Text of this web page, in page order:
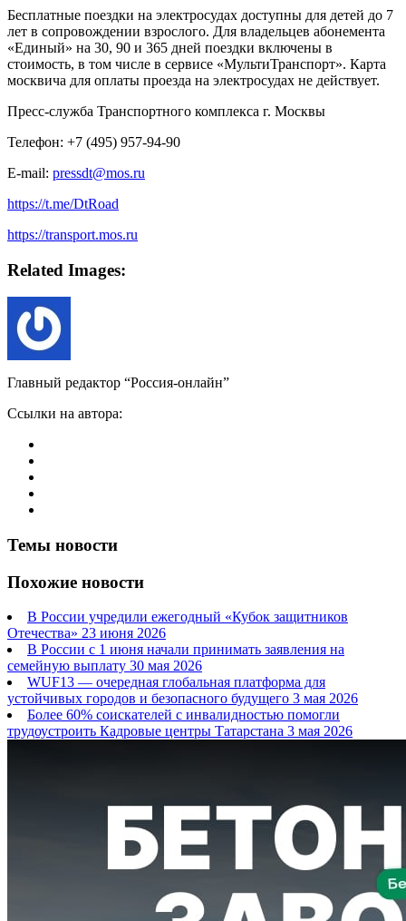
Бесплатные поездки на электросудах доступны для детей до 7
лет в сопровождении взрослого. Для владельцев абонемента
«Единый» на 30, 90 и 365 дней поездки включены в
стоимость, в том числе в сервисе «МультиТранспорт». Карта
москвича для оплаты проезда на электросудах не действует.
Пресс-служба Транспортного комплекса г. Москвы
Телефон: +7 (495) 957-94-90
E-mail: pressdt@mos.ru
https://t.me/DtRoad
https://transport.mos.ru
Related Images:
Главный редактор “Россия-онлайн”
Ссылки на автора:
Темы новости
Похожие новости
В России учредили ежегодный «Кубок защитников
Отечества» 23 июня 2026
В России с 1 июня начали принимать заявления на
семейную выплату 30 мая 2026
WUF13 — очередная глобальная платформа для
устойчивых городов и безопасного будущего 3 мая 2026
Более 60% соискателей с инвалидностью помогли
трудоустроить Кадровые центры Татарстана 3 мая 2026